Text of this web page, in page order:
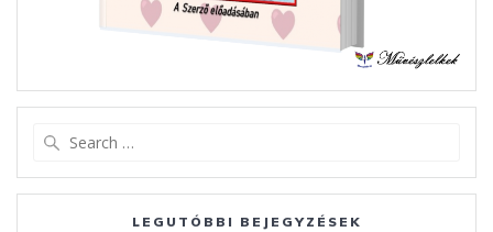
LEGUTÓBBI BEJEGYZÉSEK